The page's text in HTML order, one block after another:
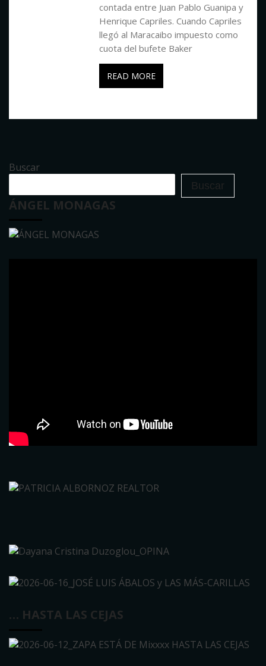
contada entre Juan Pablo Guanipa y
Henrique Capriles. Cuando Capriles
llegó al Maracaibo impuesto como
cuota del bufete Baker
READ MORE
Buscar
Buscar
ÁNGEL MONAGAS
… HASTA LAS CEJAS